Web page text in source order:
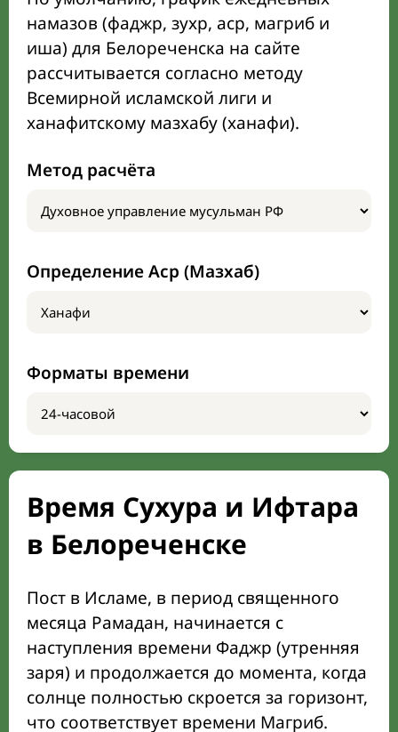
намазов (фаджр, зухр, аср, магриб и
иша) для Белореченска на сайте
рассчитывается согласно методу
Всемирной исламской лиги и
ханафитскому мазхабу (ханафи).
Метод расчёта
Определение Аср (Мазхаб)
Форматы времени
Время Сухура и Ифтара
в Белореченске
Пост в Исламе, в период священного
месяца Рамадан, начинается с
наступления времени Фаджр (утренняя
заря) и продолжается до момента, когда
солнце полностью скроется за горизонт,
что соответствует времени Магриб.